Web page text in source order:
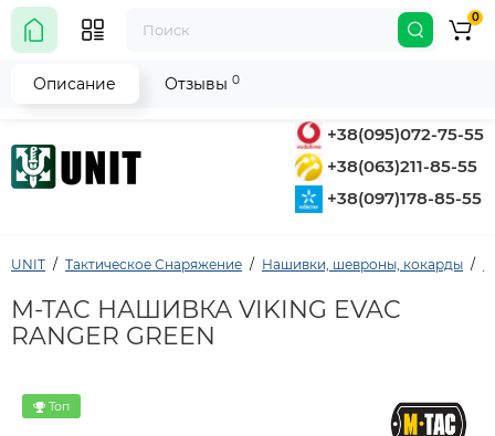
+38(095)072-75-55
+38(063)211-85-55
+38(097)178-85-55
0
UNIT Тактическое Снаряжение Нашивки, шевроны, кокарды
M-TAC НАШИВКА VIKING EVAC
RANGER GREEN
Топ
Описание Отзывы 0